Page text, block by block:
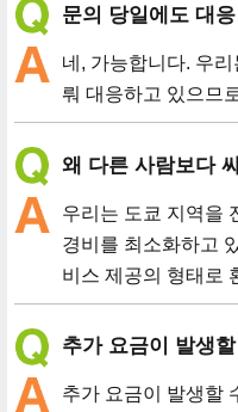
문의 당일에도 대
네, 가능합니다. 우
뤄 대응하고 있으므
왜 다른 사람보다
우리는 도쿄 지역을
경비를 최소화하고
비스 제공의 형태로
추가 요금이 발생
추가 요금이 발생할